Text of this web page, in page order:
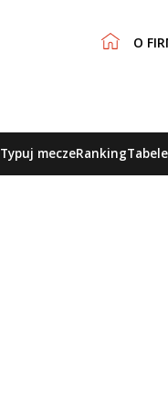
O
Typuj meczeRanking